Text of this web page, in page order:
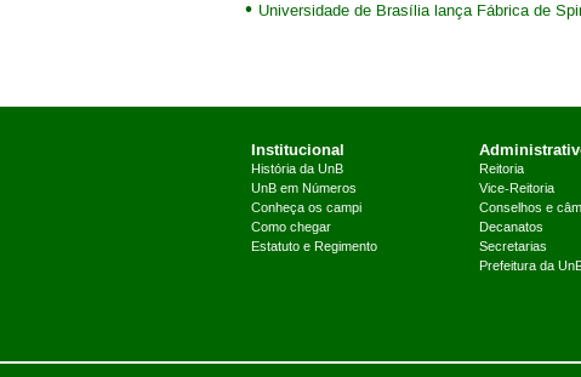
Universidade de Brasília lança Fábrica de
Institucional
História da UnB
UnB em Números
Conheça os campi
Como chegar
Estatuto e Regimento
Reitoria
Vice-Reitoria
Conselhos e
Decanatos
Secretarias
Prefeitura da